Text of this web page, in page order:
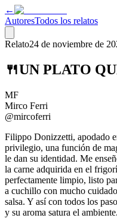
←
AutoresTodos los relatos
Relato24 de noviembre de
🍴UN PLATO
MF
Mirco Ferri
@mircoferri
Filippo Donizzetti, apodado
privilegio, una función de
le dan su identidad. Me
la carne adquirida en el
perfectamente limpio, listo
a cuchillo con mucho
salsa. Y así con todos los
y su aroma satura el ambiente.